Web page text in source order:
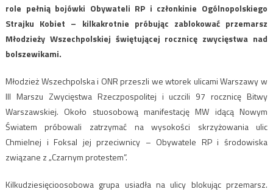
role pełnią bojówki Obywateli RP i członkinie Ogólnopolskiego
Strajku Kobiet – kilkakrotnie próbując zablokować przemarsz
Młodzieży Wszechpolskiej świętującej rocznicę zwycięstwa nad
bolszewikami.
Młodzież Wszechpolska i ONR przeszli we wtorek ulicami Warszawy w
III Marszu Zwycięstwa Rzeczpospolitej i uczcili 97 rocznicę Bitwy
Warszawskiej. Około stuosobową manifestację MW idącą Nowym
Światem próbowali zatrzymać na wysokości skrzyżowania ulic
Chmielnej i Foksal jej przeciwnicy – Obywatele RP i środowiska
związane z „Czarnym protestem”.
Kilkudziesięcioosobowa grupa usiadła na ulicy blokując przemarsz.